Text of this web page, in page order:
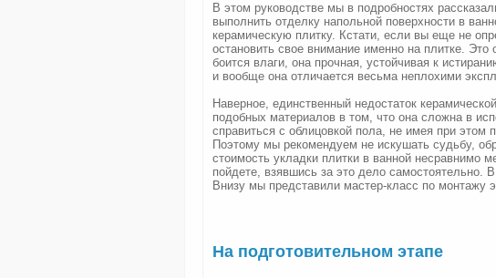
В этом руководстве мы в подробностях
выполнить отделку напольной поверхности в
керамическую плитку. Кстати, если вы еще не
остановить свое внимание именно на плитке. Это
боится влаги, она прочная, устойчивая к
и вообще она отличается весьма неплохими
Наверное, единственный недостаток
подобных материалов в том, что она сложна в
справиться с облицовкой пола, не имея при этом
Поэтому мы рекомендуем не искушать судьбу,
стоимость укладки плитки в ванной несравнимо
пойдете, взявшись за это дело самостоятельно.
Внизу мы представили мастер-класс по монтажу
На подготовительном этапе